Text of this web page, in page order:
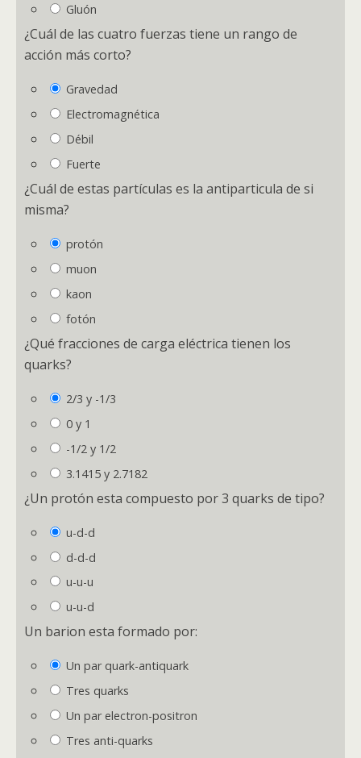
Gluón
¿Cuál de las cuatro fuerzas tiene un rango de
acción más corto?
Gravedad
Electromagnética
Débil
Fuerte
¿Cuál de estas partículas es la antiparticula de si
misma?
protón
muon
kaon
fotón
¿Qué fracciones de carga eléctrica tienen los
quarks?
2/3 y -1/3
0 y 1
-1/2 y 1/2
3.1415 y 2.7182
¿Un protón esta compuesto por 3 quarks de tipo?
u-d-d
d-d-d
u-u-u
u-u-d
Un barion esta formado por:
Un par quark-antiquark
Tres quarks
Un par electron-positron
Tres anti-quarks